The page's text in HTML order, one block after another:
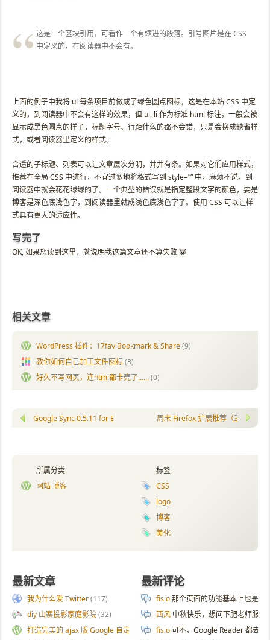
这是一个区块引用，可看作一个有缩进的段落。引号图片是在 CSS
中定义的，在阅读器中不会有。
上面的例子中我将 ul 每条项目前做成了绿色圆点图标，这是在本站 CSS 中定
义的，到阅读器中不会有这样的效果，但 ul, li 作为标准 html 标注，一般会被
显示成黑色圆点的样子，标题字号、行距什么的都不会错，只是会换成缺省样
式，或者阅读器里定义的样式。
合适的子标题、列表可以让文章层次分明，井井有条。如果对它们应用样式，
推荐在全局 CSS 中进行，不宜过多地将格式写到 style=”” 中，麻烦不说，到
阅读器中就会花花绿绿的了。一个典型的错误就是指定整段文字的颜色，要是
博客是深色底浅色字，到阅读器里就成浅色底浅色字了。使用 CSS 可以让样
式具有更大的适应性。
写完了
OK, 如果您读到这里，就说明我这篇文章还不算失败 👿
相关文章
WordPress 插件：17fav Bookmark & Share(9)
教你如何自己加工文件图标(3)
好久不写网页，连html都卡壳了……(0)
Google Sync 0.5.11 for BlackBerry 周末 Firefox 扩展推荐（三）
标签
CSS
logo
博客
美化
所属分类
网站 博客
最新文章
我为什么爱 Twitter(117)
diy 山寨投影家庭影院(32)
打造完美的 ajax 版 Google 自定义搜索 (187)
最新评论
fisio那个页面的功能基本上也是
西风 中秋快乐，想问下肥老师服
fisio可不，Google Reader 都去